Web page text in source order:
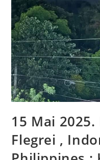
15 Mai
Flegrei ,